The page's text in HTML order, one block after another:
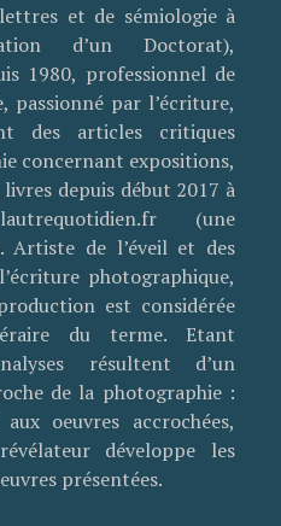
et de sémiologie à
d’un Doctorat),
1980, professionnel de
passionné par l’écriture,
des articles critiques
concernant expositions,
depuis début 2017 à
(une
Artiste de l’éveil et des
photographique,
est considérée
du terme. Etant
résultent d’un
de la photographie :
oeuvres accrochées,
développe les
présentées.